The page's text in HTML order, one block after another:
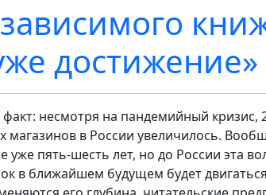
достижение»
несмотря на пандемийный кризис,
магазинов в России увеличилось.
уже пять-шесть лет, но до России эта
в ближайшем будущем будет